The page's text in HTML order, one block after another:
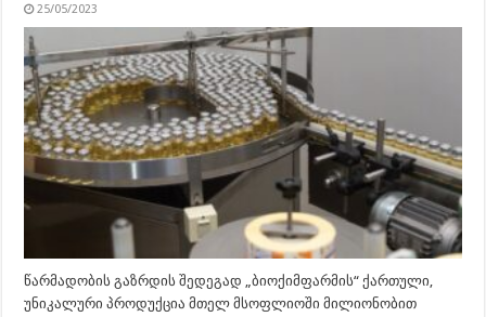
25/05/2023
წარმადობის გაზრდის შედეგად „ბიოქიმფარმის“ ქართული,
უნიკალური პროდუქცია მთელ მსოფლიოში მილიონობით